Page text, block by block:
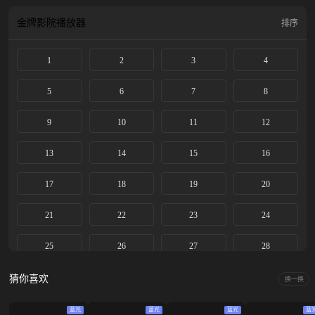
金牌影院播放器 排序
1 2 3 4
5 6 7 8
9 10 11 12
13 14 15 16
17 18 19 20
21 22 23 24
25 26 27 28
猜你喜欢 换一换
蓝光 蓝光 蓝光 蓝